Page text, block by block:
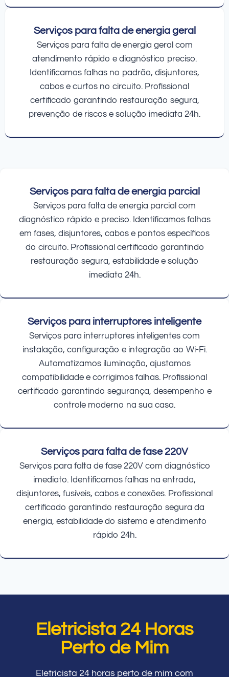
Serviços para falta de energia geral
Serviços para falta de energia geral com
atendimento rápido e diagnóstico preciso.
Identificamos falhas no padrão, disjuntores,
cabos e curtos no circuito. Profissional
certificado garantindo restauração segura,
prevenção de riscos e solução imediata 24h.
Serviços para falta de energia parcial
Serviços para falta de energia parcial com
diagnóstico rápido e preciso. Identificamos falhas
em fases, disjuntores, cabos e pontos específicos
do circuito. Profissional certificado garantindo
restauração segura, estabilidade e solução
imediata 24h.
Serviços para interruptores inteligente
Serviços para interruptores inteligentes com
instalação, configuração e integração ao Wi-Fi.
Automatizamos iluminação, ajustamos
compatibilidade e corrigimos falhas. Profissional
certificado garantindo segurança, desempenho e
controle moderno na sua casa.
Serviços para falta de fase 220V
Serviços para falta de fase 220V com diagnóstico
imediato. Identificamos falhas na entrada,
disjuntores, fusíveis, cabos e conexões. Profissional
certificado garantindo restauração segura da
energia, estabilidade do sistema e atendimento
rápido 24h.
Eletricista 24 Horas
Perto de Mim
Eletricista 24 horas perto de mim com